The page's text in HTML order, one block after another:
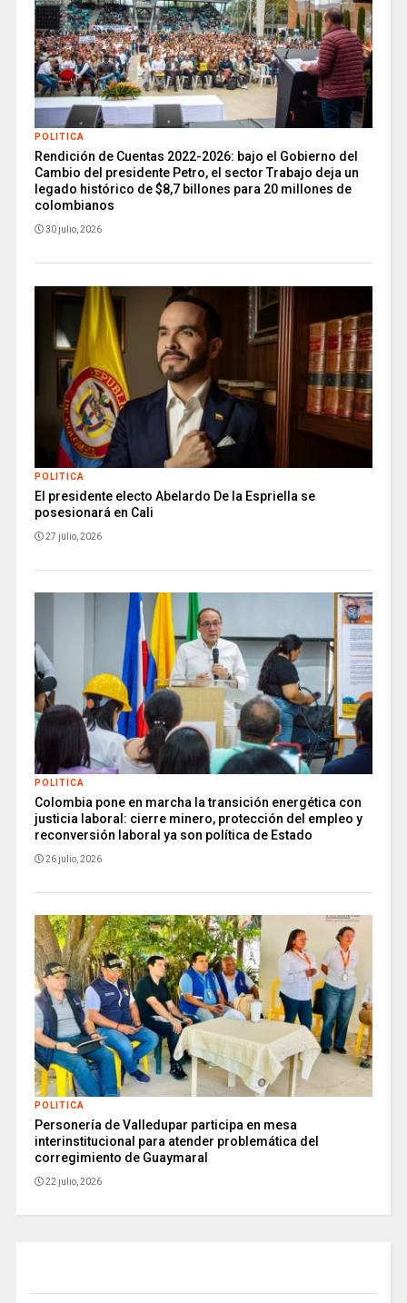
POLITICA
Rendición de Cuentas 2022-2026: bajo el Gobierno del
Cambio del presidente Petro, el sector Trabajo deja un
legado histórico de $8,7 billones para 20 millones de
colombianos
30 julio, 2026
POLITICA
El presidente electo Abelardo De la Espriella se
posesionará en Cali
27 julio, 2026
POLITICA
Colombia pone en marcha la transición energética con
justicia laboral: cierre minero, protección del empleo y
reconversión laboral ya son política de Estado
26 julio, 2026
POLITICA
Personería de Valledupar participa en mesa
interinstitucional para atender problemática del
corregimiento de Guaymaral
22 julio, 2026